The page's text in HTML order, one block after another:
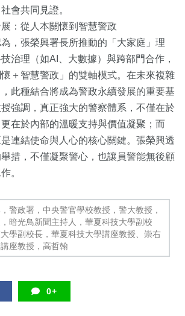
會共同見證。
：從人本關懷到智慧警政
，張榮興署長所推動的「大家庭」理
治理（如AI、大數據）與跨部門合作，
＋智慧警政」的雙軸模式。在未來複雜
此種結合將成為警政永續發展的重要基
強調，真正強大的警察體系，不僅在於
在於內部的溫暖支持與價值凝聚；而
是連結使命與人心的核心關鍵。張榮興透
措，不僅凝聚警心，也讓員警能無後顧
。
警政署，中央警官學校教授，警大教授，
暗光鳥新聞主持人，華夏科技大學副校
學副校長，華夏科技大學講座教授、崇右
座教授，高哲翰
0+